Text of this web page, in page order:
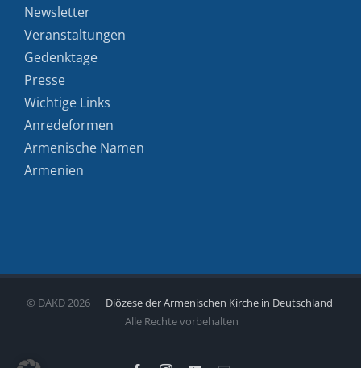
Newsletter
Veranstaltungen
Gedenktage
Presse
Wichtige Links
Anredeformen
Armenische Namen
Armenien
© DAKD2026 | Diözese der Armenischen Kirche in Deutschland
Alle Rechte vorbehalten